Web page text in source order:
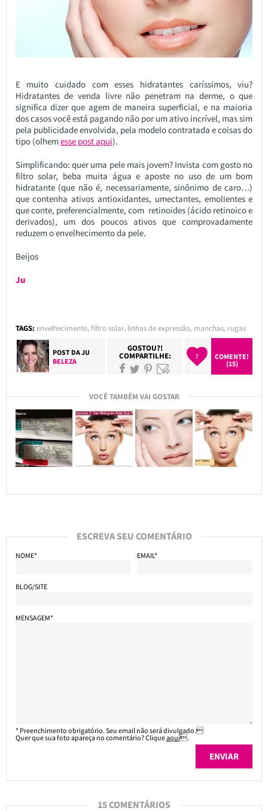
E muito cuidado com esses hidratantes caríssimos, viu?
Hidratantes de venda livre não penetram na derme, o que
significa dizer que agem de maneira superficial, e na maioria
dos casos você está pagando não por um ativo incrível, mas sim
pela publicidade envolvida, pela modelo contratada e coisas do
tipo (olhemesse post aqui).
Simplificando: quer uma pele mais jovem? Invista com gosto no
filtro solar, beba muita água e aposte no uso de um bom
hidratante (que não é, necessariamente, sinônimo de caro…)
que contenha ativos antioxidantes, umectantes, emolientes e
que conte, preferencialmente, com retinoides (ácido retinoico e
derivados), um dos poucos ativos que comprovadamente
reduzem o envelhecimento da pele.
Beijos
Ju
TAGS: envelhecimento,filtro solar, linhas de expressão, manchas, rugas
POST DAJU
BELEZA
GOSTOU?!
COMPARTILHE: 7
COMENTE!
(15)
VOCÊ TAMBÉM VAI GOSTAR
ESCREVA SEU COMENTÁRIO
NOME* EMAIL*
BLOG/SITE
MENSAGEM*
* Preenchimento obrigatório. Seu email não será divulgado.
Quer que sua foto apareça no comentário? Cliqueaqui.
15 COMENTÁRIOS